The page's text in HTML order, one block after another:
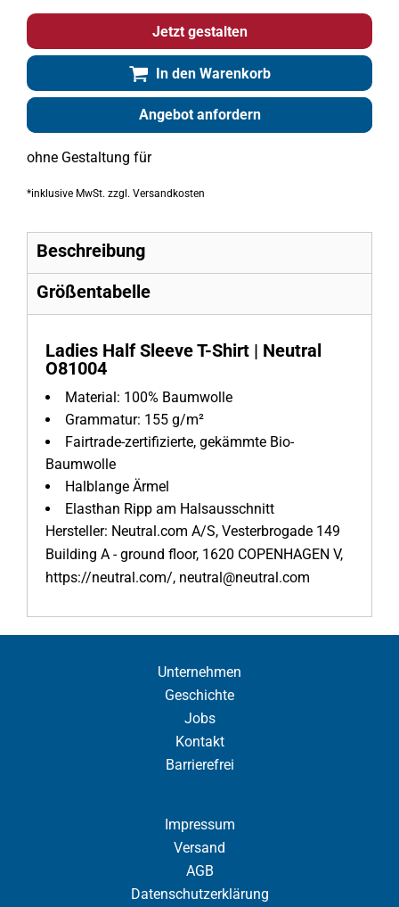
Jetzt gestalten
In den Warenkorb
ohne Gestaltung für
*inklusive MwSt. zzgl. Versandkosten
Beschreibung
Größentabelle
Ladies Half Sleeve T-Shirt | Neutral
O81004
Material: 100% Baumwolle
Grammatur: 155 g/m²
Fairtrade-zertifizierte, gekämmte Bio-
Baumwolle
Halblange Ärmel
Elasthan Ripp am Halsausschnitt
Hersteller: Neutral.com A/S, Vesterbrogade 149
Building A - ground floor, 1620 COPENHAGEN V,
https://neutral.com/, neutral@neutral.com
Angebot anfordern
Unternehmen
Geschichte
Jobs
Kontakt
Barrierefrei
Impressum
Versand
AGB
Datenschutzerklärung